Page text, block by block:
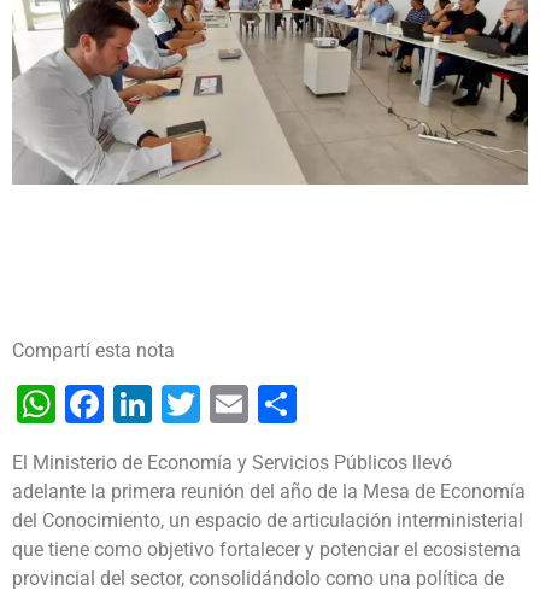
Compartí esta nota
WhatsApp
Facebook
LinkedIn
Twitter
Email
El Ministerio de Economía y Servicios Públicos llevó
adelante la primera reunión del año de la Mesa de Economía
del Conocimiento, un espacio de articulación interministerial
que tiene como objetivo fortalecer y potenciar el ecosistema
provincial del sector, consolidándolo como una política de